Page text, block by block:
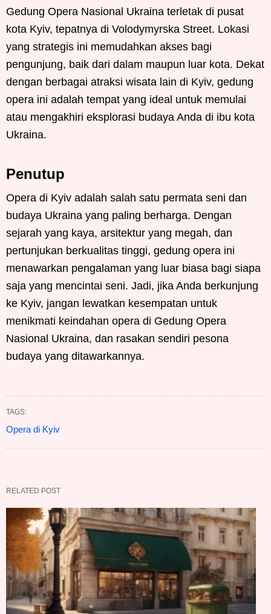
Gedung Opera Nasional Ukraina terletak di pusat
kota Kyiv, tepatnya di Volodymyrska Street. Lokasi
yang strategis ini memudahkan akses bagi
pengunjung, baik dari dalam maupun luar kota. Dekat
dengan berbagai atraksi wisata lain di Kyiv, gedung
opera ini adalah tempat yang ideal untuk memulai
atau mengakhiri eksplorasi budaya Anda di ibu kota
Ukraina.
Penutup
Opera di Kyiv adalah salah satu permata seni dan
budaya Ukraina yang paling berharga. Dengan
sejarah yang kaya, arsitektur yang megah, dan
pertunjukan berkualitas tinggi, gedung opera ini
menawarkan pengalaman yang luar biasa bagi siapa
saja yang mencintai seni. Jadi, jika Anda berkunjung
ke Kyiv, jangan lewatkan kesempatan untuk
menikmati keindahan opera di Gedung Opera
Nasional Ukraina, dan rasakan sendiri pesona
budaya yang ditawarkannya.
TAGS:
Opera di Kyiv
RELATED POST